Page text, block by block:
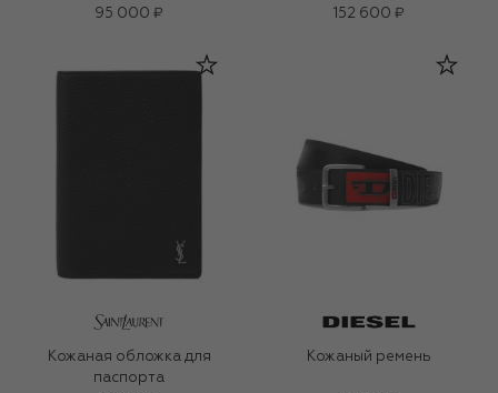
95 000 ₽ 152 600 ₽
Кожаная обложка для
паспорта
Кожаный ремень